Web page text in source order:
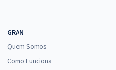
GRAN
Quem Somos
Como Funciona